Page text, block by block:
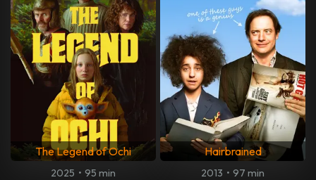
The Legend of Ochi
2025 • 95 min
Hairbrained
2013 • 97 min